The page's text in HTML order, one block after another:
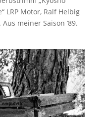
LRP Motor, Ralf Helbig
meiner Saison ’89.